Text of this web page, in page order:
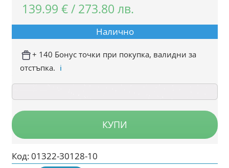
139.99€ / 273.80лв.
Налично
+ 140 Бонус точки при покупка, валидни за
отстъпка. ℹ️
КУПИ
Код:01322-30128-10